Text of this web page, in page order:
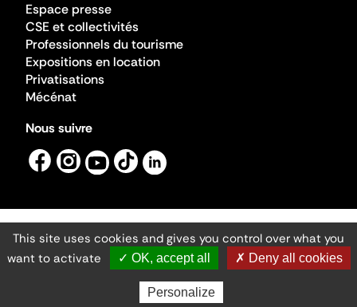
Espace presse
CSE et collectivités
Professionnels du tourisme
Expositions en location
Privatisations
Mécénat
Nous suivre
Mentions légales
Gestion des cookies
Accessibilité numérique
Ministère de la Culture ©2026
- Cité de l'architecture et du patrimoine
This site uses cookies and gives you control over what you
want to activate
✓ OK, accept all ✗ Deny all cookies
Personalize